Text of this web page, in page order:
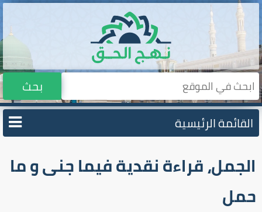
بحث
القائمة الرئيسية
الجمل، قراءة نقدية فيما جنى و ما
حمل